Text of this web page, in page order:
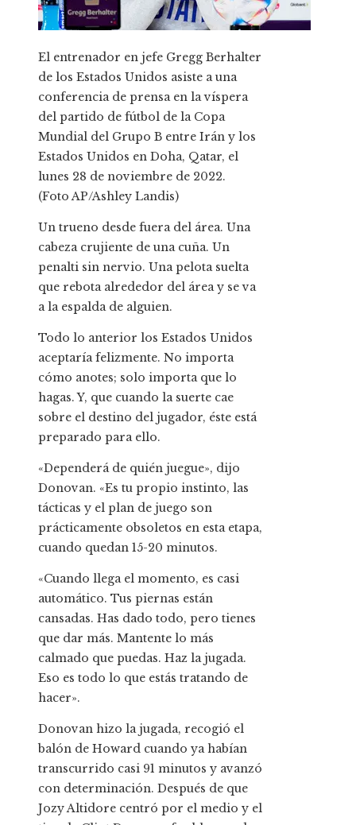
El entrenador en jefe Gregg Berhalter
de los Estados Unidos asiste a una
conferencia de prensa en la víspera
del partido de fútbol de la Copa
Mundial del Grupo B entre Irán y los
Estados Unidos en Doha, Qatar, el
lunes 28 de noviembre de 2022.
(Foto AP/Ashley Landis)
Un trueno desde fuera del área. Una
cabeza crujiente de una cuña. Un
penalti sin nervio. Una pelota suelta
que rebota alrededor del área y se va
a la espalda de alguien.
Todo lo anterior los Estados Unidos
aceptaría felizmente. No importa
cómo anotes; solo importa que lo
hagas. Y, que cuando la suerte cae
sobre el destino del jugador, éste está
preparado para ello.
«Dependerá de quién juegue», dijo
Donovan. «Es tu propio instinto, las
tácticas y el plan de juego son
prácticamente obsoletos en esta etapa,
cuando quedan 15-20 minutos.
«Cuando llega el momento, es casi
automático. Tus piernas están
cansadas. Has dado todo, pero tienes
que dar más. Mantente lo más
calmado que puedas. Haz la jugada.
Eso es todo lo que estás tratando de
hacer».
Donovan hizo la jugada, recogió el
balón de Howard cuando ya habían
transcurrido casi 91 minutos y avanzó
con determinación. Después de que
Jozy Altidore centró por el medio y el